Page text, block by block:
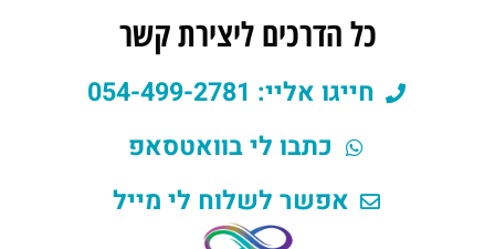
כל הדרכים ליצירת קשר
חייגו אליי: 054-499-2781
כתבו לי בוואטסאפ
אפשר לשלוח לי מייל